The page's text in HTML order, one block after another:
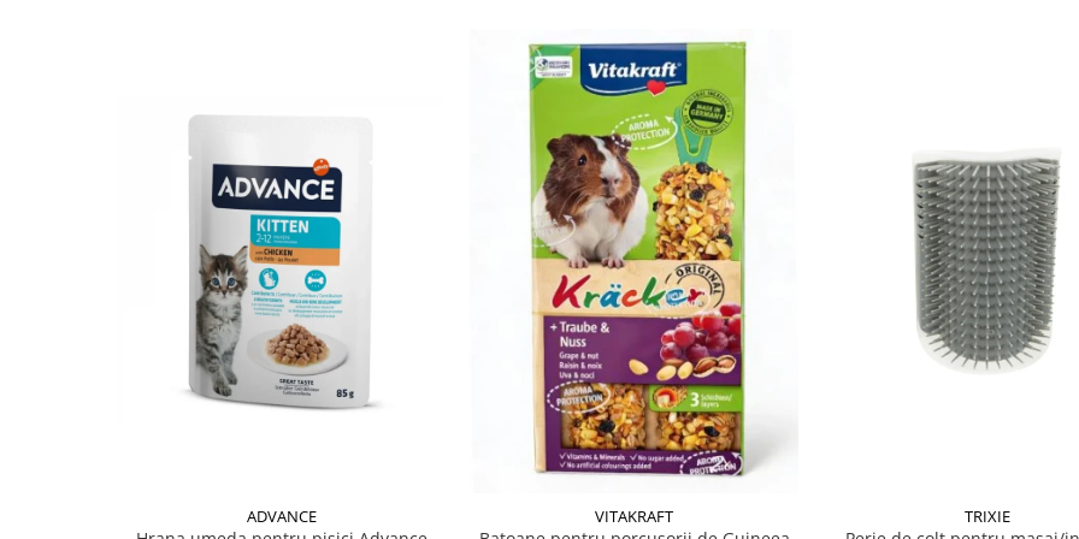
ADVANCE VITAKRAFT TRIXIE